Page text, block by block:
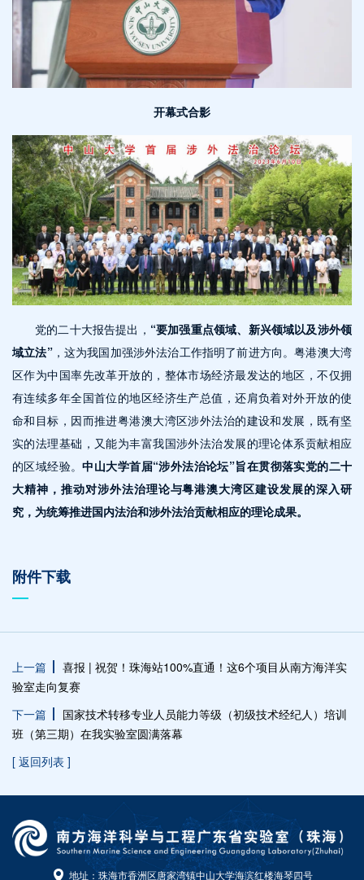
开幕式合影
党的二十大报告提出， “要加强重点领域、新兴领域以及涉外领
域立法”，这为我国加强涉外法治工作指明了前进方向。粤港澳大湾
区作为中国率先改革开放的，整体市场经济最发达的地区，不仅拥
有连续多年全国首位的地区经济生产总值，还肩负着对外开放的使
命和目标，因而推进粤港澳大湾区涉外法治的建设和发展，既有坚
实的法理基础，又能为丰富我国涉外法治发展的理论体系贡献相应
的区域经验。中山大学首届“涉外法治论坛”旨在贯彻落实党的二十
大精神，推动对涉外法治理论与粤港澳大湾区建设发展的深入研
究，为统筹推进国内法治和涉外法治贡献相应的理论成果。
附件下载
上一篇
喜报 | 祝贺！珠海站100%直通！这6个项目从南方海洋实
验室走向复赛
下一篇
国家技术转移专业人员能力等级（初级技术经纪人）培训
班（第三期）在我实验室圆满落幕
[ 返回列表 ]
地址：珠海市香洲区唐家湾镇中山大学海滨红楼海琴四号